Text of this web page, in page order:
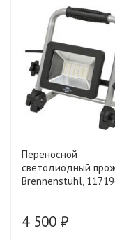
Переносной
светодиодный
Brennenstuhl,
4 500 ₽